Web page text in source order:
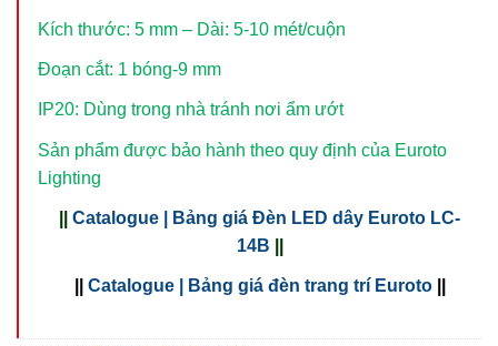
Kích thước: 5 mm – Dài: 5-10 mét/cuộn
Đoạn cắt: 1 bóng-9 mm
IP20: Dùng trong nhà tránh nơi ẩm ướt
Sản phẩm được bảo hành theo quy định của Euroto
Lighting
Catalogue | Bảng giá Đèn LED dây Euroto LC-
14B
Catalogue | Bảng giá đèn trang trí Euroto||